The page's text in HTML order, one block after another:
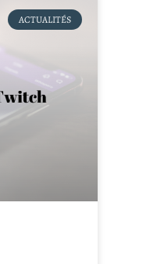
ACTUALITÉS